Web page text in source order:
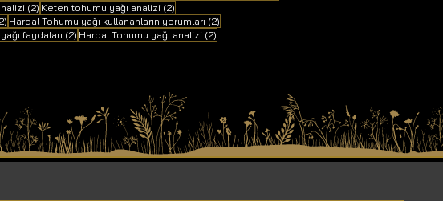
(2) 2 yazı
Keten tohumu yağı analizi (2)
2 yazı
Hardal Tohumu yağı kullananların yorumları (2)
faydaları (2) 2 yazı
Hardal Tohumu yağı analizi (2)